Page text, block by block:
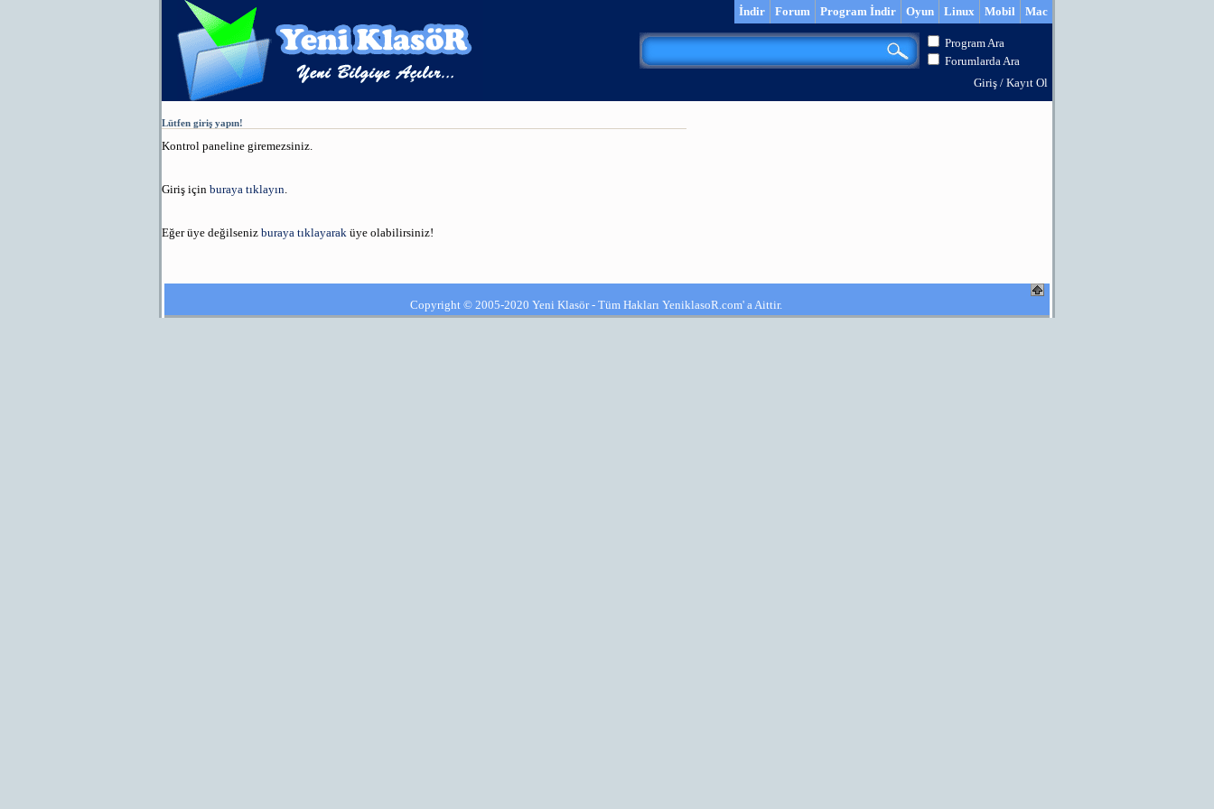
Mac
Mobil
Linux
Oyun
Program İndir
Forum
İndir
Program Ara
Forumlarda Ara
Giriş / Kayıt Ol
Lütfen giriş yapın!
Kontrol paneline giremezsiniz.
Giriş için buraya tıklayın
Eğer üye değilseniz buraya tıklayarak üye olabilirsiniz!
Copyright © 2005-2020 Yeni Klasör - Tüm Hakları YeniklasoR.com' a Aittir.